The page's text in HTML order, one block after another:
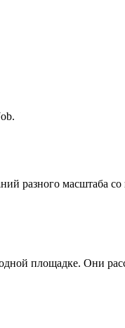
разного масштаба со
площадке. Они